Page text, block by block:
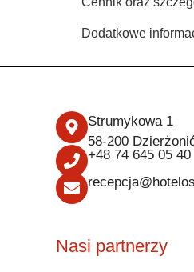
Dodatkowe
Strumykowa 1
58-200
+48 74 645 05 40
Nasi partnerzy